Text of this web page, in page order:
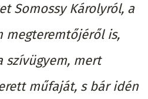
Somossy Károlyról, a
megteremtőjéről is,
szívügyem, mert
műfaját, s bár idén